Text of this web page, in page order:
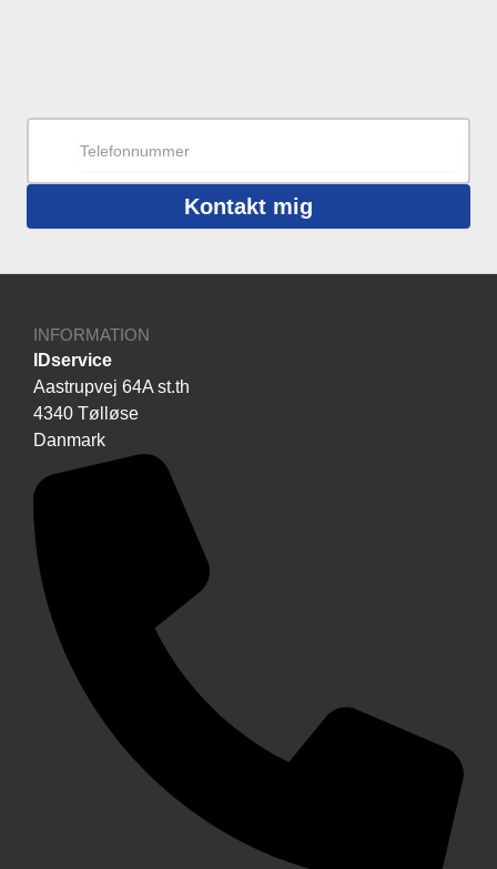
Kontakt mig
INFORMATION
IDservice
Aastrupvej 64A st.th
4340 Tølløse
Danmark